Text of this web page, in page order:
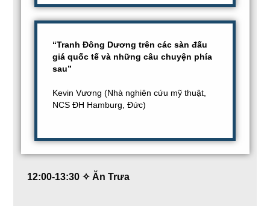
“Tranh Đông Dương trên các sàn đấu
giá quốc tế và những câu chuyện phía
sau”
Kevin Vương (Nhà nghiên cứu mỹ thuật,
NCS ĐH Hamburg, Đức)
12:00-13:30 ✧ Ăn Trưa